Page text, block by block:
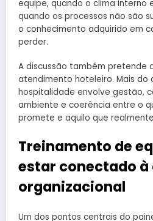
equipe, quando o clima interno
quando os processos não são
o conhecimento adquirido em
perder.
A discussão também pretende
atendimento hoteleiro. Mais do
hospitalidade envolve gestão,
ambiente e coerência entre o
promete e aquilo que
Treinamento de
estar conectado
organizacional
Um dos pontos centrais do